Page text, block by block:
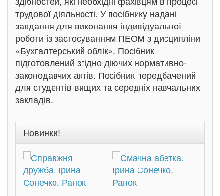
трудової діяльності. У посібнику надані
завдання для виконання індивідуальної
роботи із застосуванням ПЕОМ з дисципліни
«Бухгалтерський облік». Посібник
підготовлений згідно діючих нормативно-
законодавчих актів. Посібник передбачений
для студентів вищих та середніх навчальних
закладів.
Новинки!